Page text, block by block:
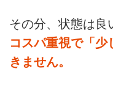
その分、状態は良
コスパ重視で「少
きません。